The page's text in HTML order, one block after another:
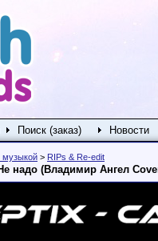
Поиск (заказ) Новости
> RIPs & Re-edit
надо (Владимир Ангел